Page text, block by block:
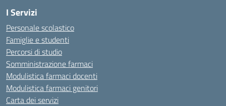
I Servizi
Personale scolastico
Famiglie e studenti
Percorsi di studio
Somministrazione farmaci
Modulistica farmaci docenti
Modulistica farmaci genitori
Carta dei servizi